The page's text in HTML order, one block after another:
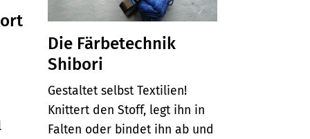
Die Färbetechnik
Shibori
Gestaltet selbst Textilien!
Knittert den Stoff, legt ihn in
Falten oder bindet ihn ab und